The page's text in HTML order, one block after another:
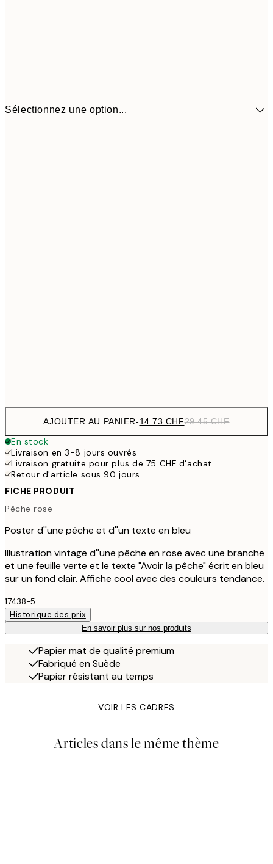
Sélectionnez une option...
AJOUTER AU PANIER-14.73 CHF29.45 CHF
En stock
Livraison en 3-8 jours ouvrés
Livraison gratuite pour plus de 75 CHF d'achat
Retour d'article sous 90 jours
FICHE PRODUIT
Pêche rose
Poster d''une pêche et d''un texte en bleu
Illustration vintage d''une pêche en rose avec une branche
et une feuille verte et le texte "Avoir la pêche" écrit en bleu
sur un fond clair. Affiche cool avec des couleurs tendance.
17438-5
Historique des prix
En savoir plus sur nos produits
Papier mat de qualité premium
Fabriqué en Suède
Papier résistant au temps
VOIR LES CADRES
Articles dans le même thème